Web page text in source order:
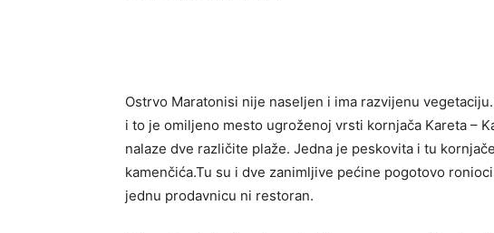
Ostrvo Maratonisi nije naseljen i ima razvijenu
i to je omiljeno mesto ugroženoj vrsti kornjača Kareta –
nalaze dve različite plaže. Jedna je peskovita i tu
kamenčića.Tu su i dve zanimljive pećine pogotovo
jednu prodavnicu ni restoran.